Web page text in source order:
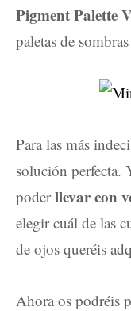
Pigment Palette
paletas de
Para las más
solución perfecta.
poderllevar con
elegir cuál de las
de ojos queréis
Ahora os podréis